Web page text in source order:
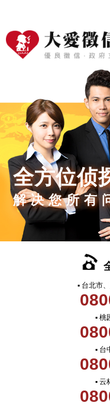
全方位侦
解决您所有
▪ 台北市
▪ 桃
▪ 台
▪ 云